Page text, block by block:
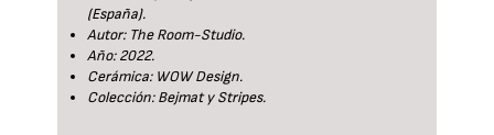
(España).
Autor: The Room-Studio.
Año: 2022.
Cerámica: WOW Design.
Colección: Bejmat y Stripes.